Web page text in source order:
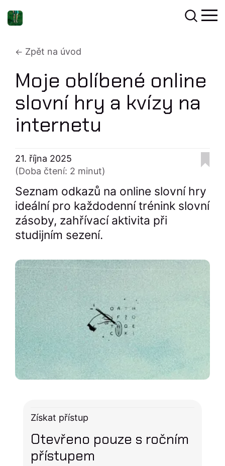
Zpět na úvod
Moje oblíbené online
slovní hry a kvízy na
internetu
21. října 2025
(Doba čtení: 2 minut)
Seznam odkazů na online slovní hry
ideální pro každodenní trénink slovní
zásoby, zahřívací aktivita při
studijním sezení.
Získat přístup
Otevřeno pouze s ročním
přístupem